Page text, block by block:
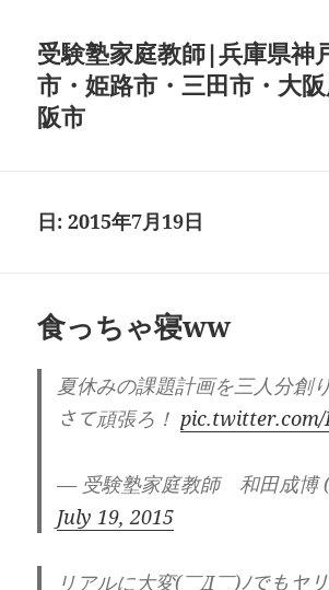
受験塾家庭教師|兵庫県神
市・姫路市・三田市・大
阪市
日:2015年7月19日
食っちゃ寝ww
夏休みの課題計画を三人分創
さて頑張ろ！
— 受験塾家庭教師 和田成博
July 19, 2015
リアルに大変(￣Д￣)ﾉでもヤ